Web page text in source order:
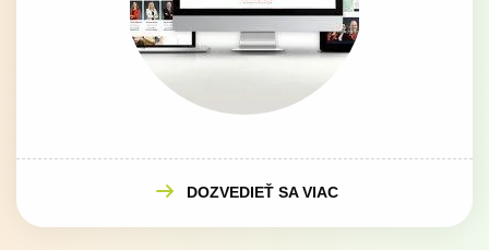
DOZVEDIEŤ SA VIAC